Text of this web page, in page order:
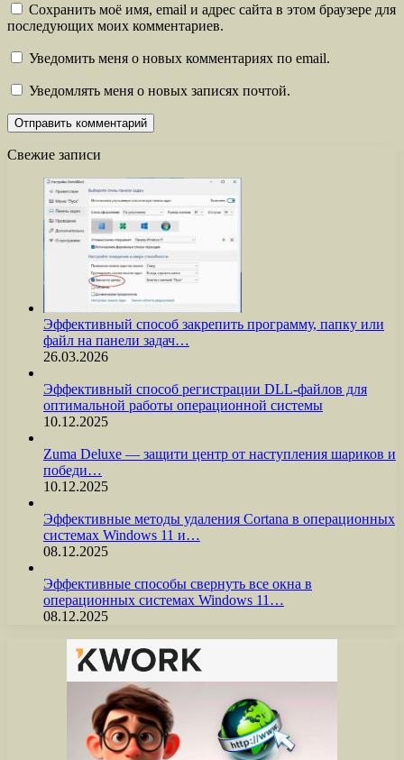
Сохранить моё имя, email и адрес сайта в этом браузере для
последующих моих комментариев.
Уведомить меня о новых комментариях по email.
Уведомлять меня о новых записях почтой.
Свежие записи
Эффективный способ закрепить программу, папку или
файл на панели задач…
26.03.2026
Эффективный способ регистрации DLL-файлов для
оптимальной работы операционной системы
10.12.2025
Zuma Deluxe — защити центр от наступления шариков и
победи…
10.12.2025
Эффективные методы удаления Cortana в операционных
системах Windows 11 и…
08.12.2025
Эффективные способы свернуть все окна в
операционных системах Windows 11…
08.12.2025